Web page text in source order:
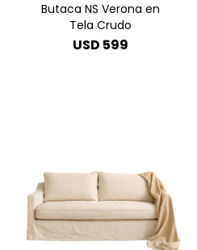
Butaca NS Verona en
Tela Crudo
USD 599